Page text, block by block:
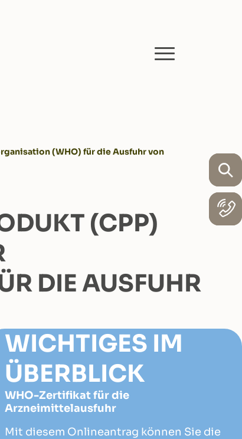
(WHO) für die Ausfuhr von
(CPP)
DIE AUSFUHR
WICHTIGES IM
ÜBERBLICK
WHO-Zertifikat für die
Arzneimittelausfuhr
Mit diesem Onlineantrag können Sie die